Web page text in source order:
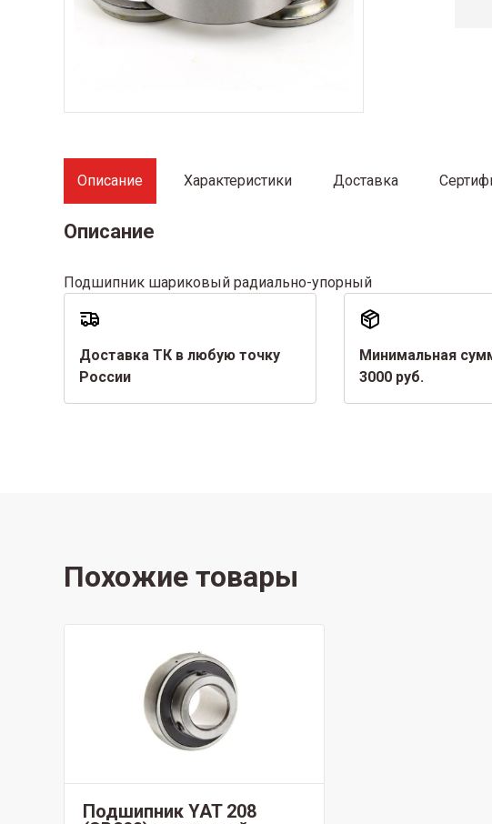
Описание Характеристики Доставка
Описание
Подшипник шариковый радиально-упорный
Доставка ТК в любую точку
России
Минимальная
3000 руб.
Похожие товары
Подшипник YAT 208